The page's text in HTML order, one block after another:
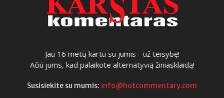
Jau 16 metų kartu su jumis - už teisybę!
Ačiū jums, kad palaikote alternatyvią žiniasklaidą!
Susisiekite su mumis: info@hotcommentary.com